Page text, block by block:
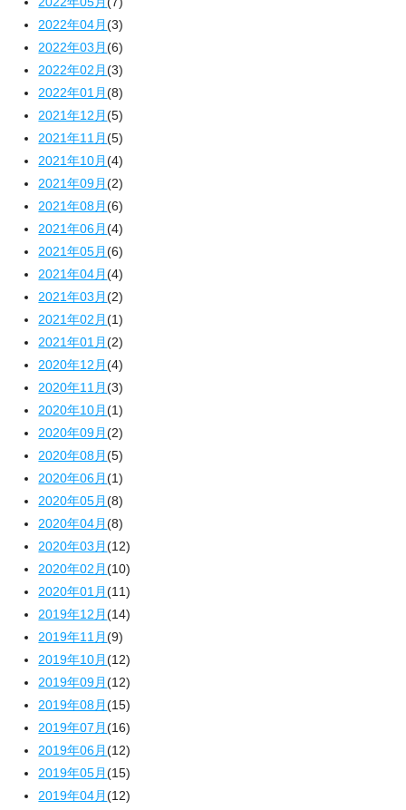
2022年04月(3)
2022年03月(6)
2022年02月(3)
2022年01月(8)
2021年12月(5)
2021年11月(5)
2021年10月(4)
2021年09月(2)
2021年08月(6)
2021年06月(4)
2021年05月(6)
2021年04月(4)
2021年03月(2)
2021年02月(1)
2021年01月(2)
2020年12月(4)
2020年11月(3)
2020年10月(1)
2020年09月(2)
2020年08月(5)
2020年06月(1)
2020年05月(8)
2020年04月(8)
2020年03月(12)
2020年02月(10)
2020年01月(11)
2019年12月(14)
2019年11月(9)
2019年10月(12)
2019年09月(12)
2019年08月(15)
2019年07月(16)
2019年06月(12)
2019年05月(15)
2019年04月(12)